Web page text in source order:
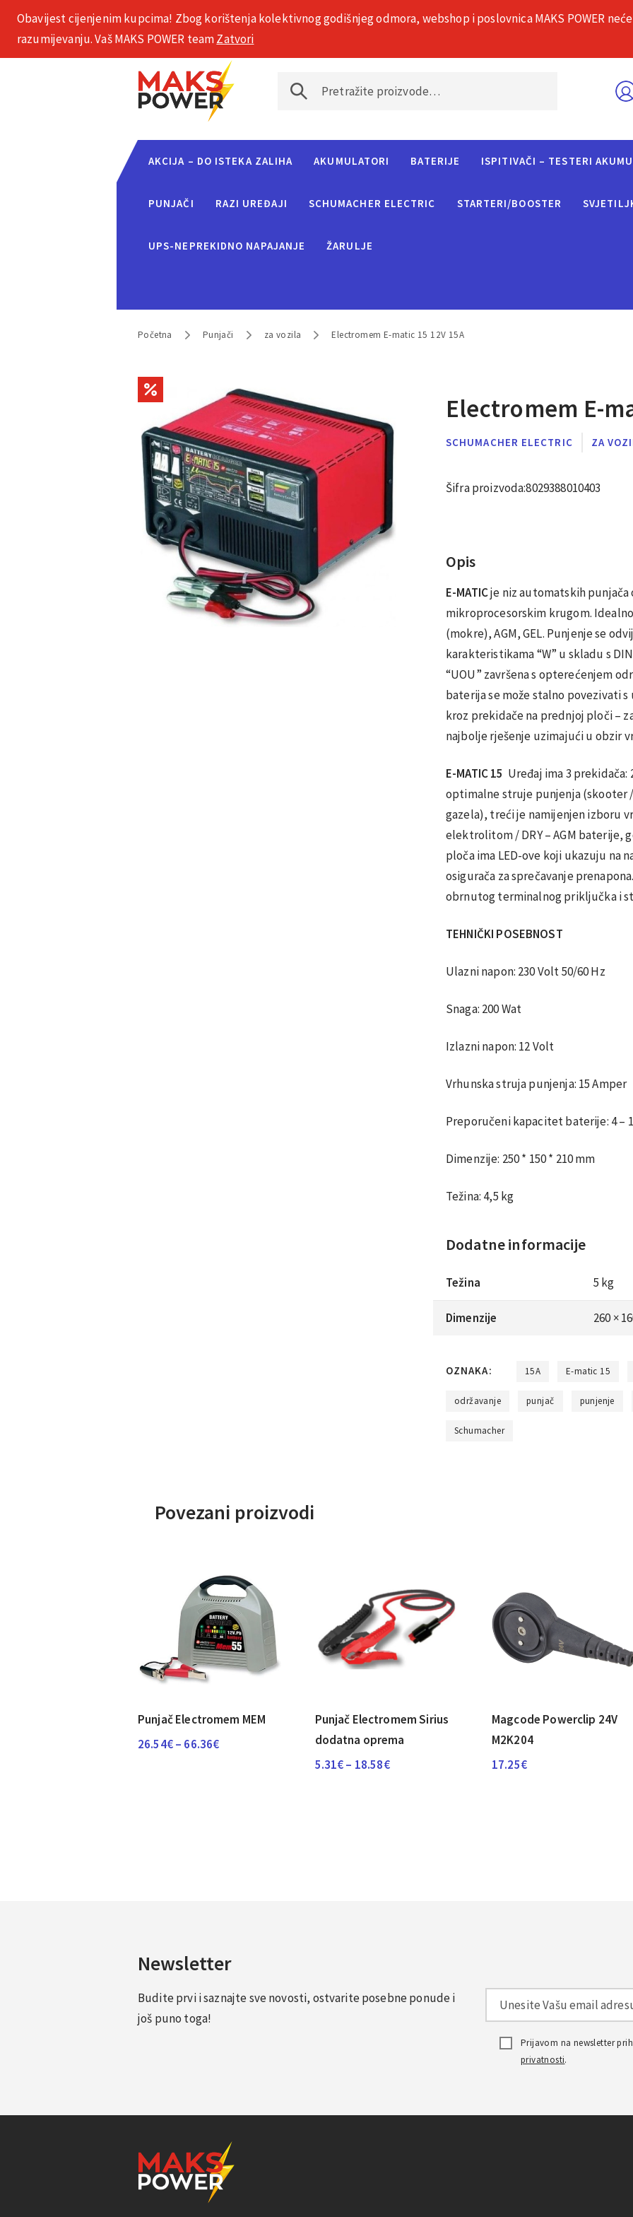
+385 1 2002 575 O nama
AKCIJA – DO ISTEKA ZALIHA AKUMULATORI BATERIJE ISPITIVAČI – TESTERI
PUNJAČI RAZI UREĐAJI SCHUMACHER ELECTRIC STARTERI/BOOSTER
UPS-NEPREKIDNO NAPAJANJE ŽARULJE
Početna Punjači za vozila Electromem E-matic 15 12V 15A
Electromem E-
SCHUMACHER ELECTRIC ZA
Šifra proizvoda:8029388010403
Opis
E-MATICje niz automatskih
mikroprocesorskim krugom.
(mokre), AGM, GEL. Punjenje se
karakteristikama “W” u skladu s
“UOU” završena s opterećenjem
baterija se može stalno povezivati
kroz prekidače na prednjoj ploči –
najbolje rješenje uzimajući u obzir
E-MATIC 15 Uređaj ima 3 prekidača:
optimalne struje punjenja (skooter
gazela), treći je namijenjen izboru
elektrolitom / DRY – AGM baterije,
ploča ima LED-ove koji ukazuju na
osigurača za sprečavanje
obrnutog terminalnog priključka i
TEHNIČKI POSEBNOST
Ulazni napon: 230 Volt 50/60 Hz
Snaga: 200 Wat
Izlazni napon: 12 Volt
Vrhunska struja punjenja: 15 Amper
Preporučeni kapacitet baterije: 4 –
Dimenzije: 250 * 150 * 210 mm
Težina: 4,5 kg
Dodatne informacije
Težina 5 kg
Dimenzije 260 ×
OZNAKA: 15A E-matic 15
održavanje punjač punjenje
Schumacher
Povezani proizvodi
Punjač Electromem MEM
26.54€– 66.36€Raspon
Punjač Electromem Sirius
dodatna oprema
5.31€– 18.58€Raspon
Magcode Powerclip 24V
M2K204
17.25€
Newsletter
Budite prvi i saznajte sve novosti, ostvarite posebne ponude i
još puno toga!
Prijavom na newsletter
privatnosti.
Obavijest cijenjenim kupcima! Zbog korištenja kolektivnog godišnjeg odmora, webshop i poslovnica MAKS POWER neće
razumijevanju. Vaš MAKS POWER teamZatvori